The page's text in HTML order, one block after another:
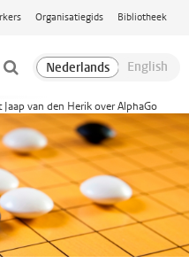
Organisatiegids Bibliotheek
van den Herik over AlphaGo